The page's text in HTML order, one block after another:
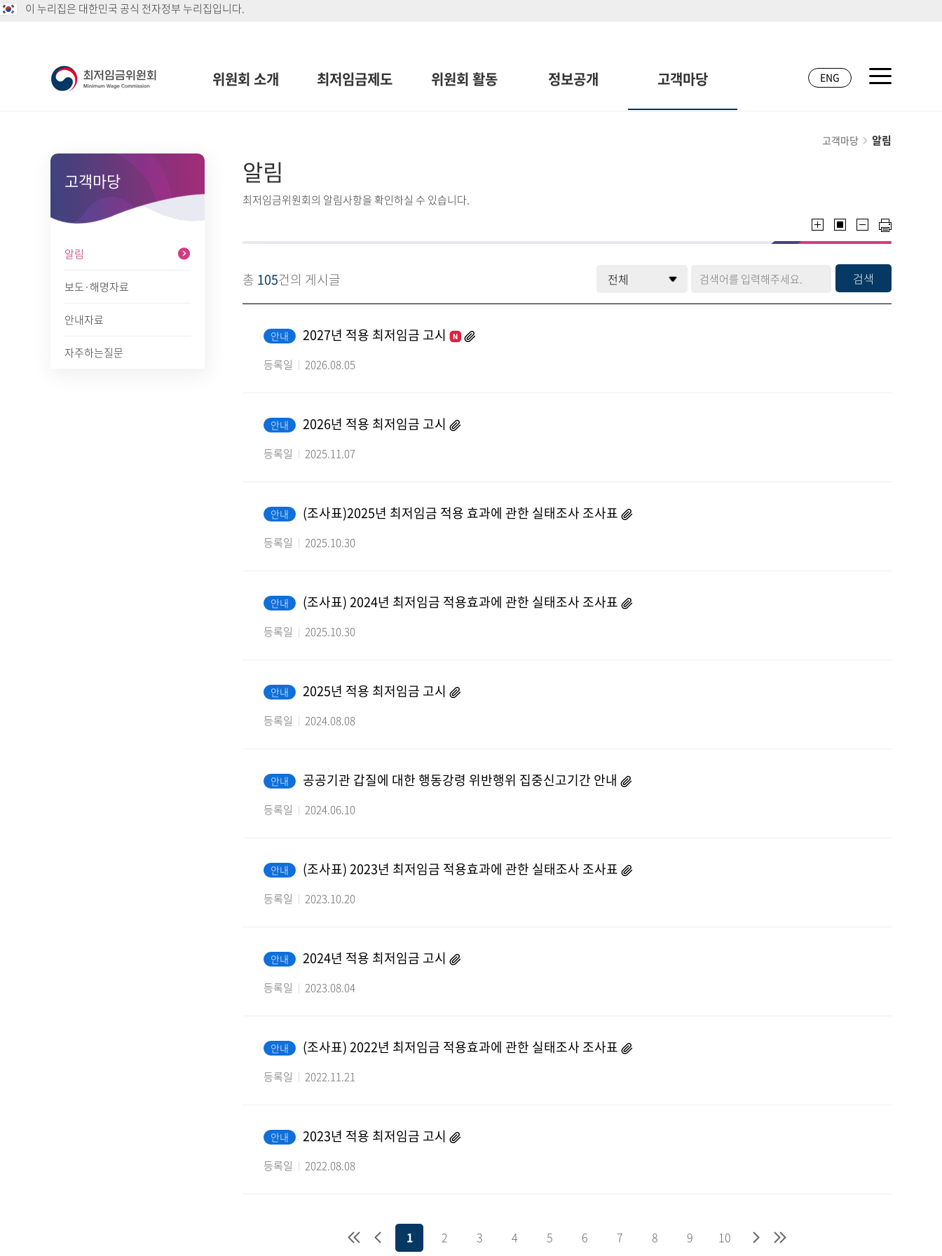
이 누리집은 대한민국 공식 전자정부 누리집입니다.
위원회 소개 최저임금제도 위원회 활동 정보공개 고객마당 ENG
고객마당
알림
보도·해명자료
안내자료
자주하는질문
고객마당 알림
알림
최저임금위원회의 알림사항을 확인하실 수 있습니다.
총 105건의 게시글 검색
안내 2027년 적용 최저임금 고시
등록일 2026.08.05
안내 2026년 적용 최저임금 고시
등록일 2025.11.07
안내 (조사표)2025년 최저임금 적용 효과에 관한 실태조사 조사표
등록일 2025.10.30
안내 (조사표) 2024년 최저임금 적용효과에 관한 실태조사 조사표
등록일 2025.10.30
안내 2025년 적용 최저임금 고시
등록일 2024.08.08
안내 공공기관 갑질에 대한 행동강령 위반행위 집중신고기간 안내
등록일 2024.06.10
안내 (조사표) 2023년 최저임금 적용효과에 관한 실태조사 조사표
등록일 2023.10.20
안내 2024년 적용 최저임금 고시
등록일 2023.08.04
안내 (조사표) 2022년 최저임금 적용효과에 관한 실태조사 조사표
등록일 2022.11.21
안내 2023년 적용 최저임금 고시
등록일 2022.08.08
1 2 3 4 5 6 7 8 9 10